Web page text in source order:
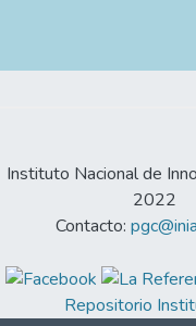
Instituto Nacional de
2022
Contacto:
Repositorio